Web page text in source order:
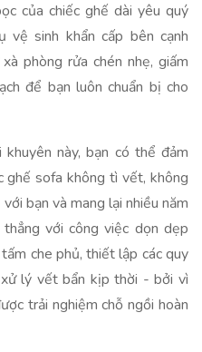
của chiếc ghế dài yêu quý
vệ sinh khẩn cấp bên cạnh
phòng rửa chén nhẹ, giấm
để bạn luôn chuẩn bị cho
này, bạn có thể đảm
ghế sofa không tì vết, không
bạn và mang lại nhiều năm
với công việc dọn dẹp
che phủ, thiết lập các quy
lý vết bẩn kịp thời - bởi vì
trải nghiệm chỗ ngồi hoàn